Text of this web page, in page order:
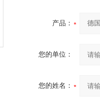
产品：
您的单位：
您的姓名：